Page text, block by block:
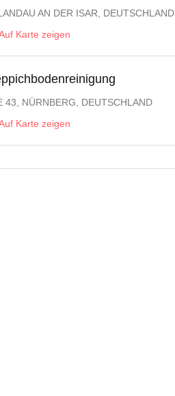
AN DER ISAR, DEUTSCHLAND
Karte zeigen
NÜRNBERG, DEUTSCHLAND
Karte zeigen